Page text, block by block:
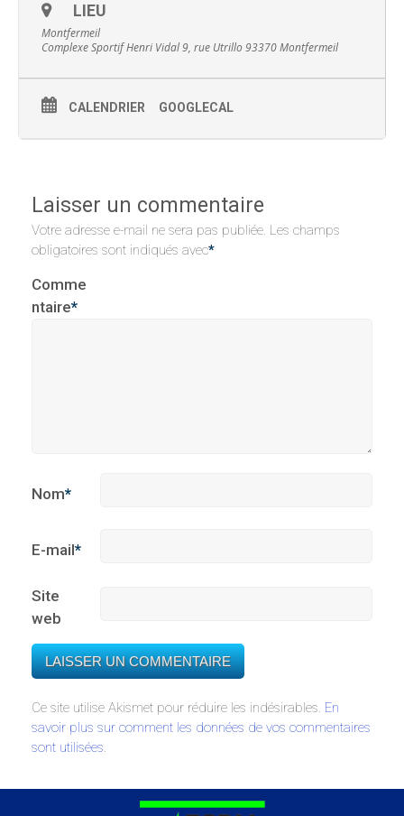
LIEU
Montfermeil
Complexe Sportif Henri Vidal 9, rue Utrillo 93370 Montfermeil
CALENDRIER GOOGLECAL
Laisser un commentaire
Votre adresse e-mail ne sera pas publiée. Les champs
obligatoires sont indiqués avec*
Comme
ntaire*
Nom*
E-mail*
Site
web
Ce site utilise Akismet pour réduire les indésirables. En
savoir plus sur comment les données de vos commentaires
sont utilisées.